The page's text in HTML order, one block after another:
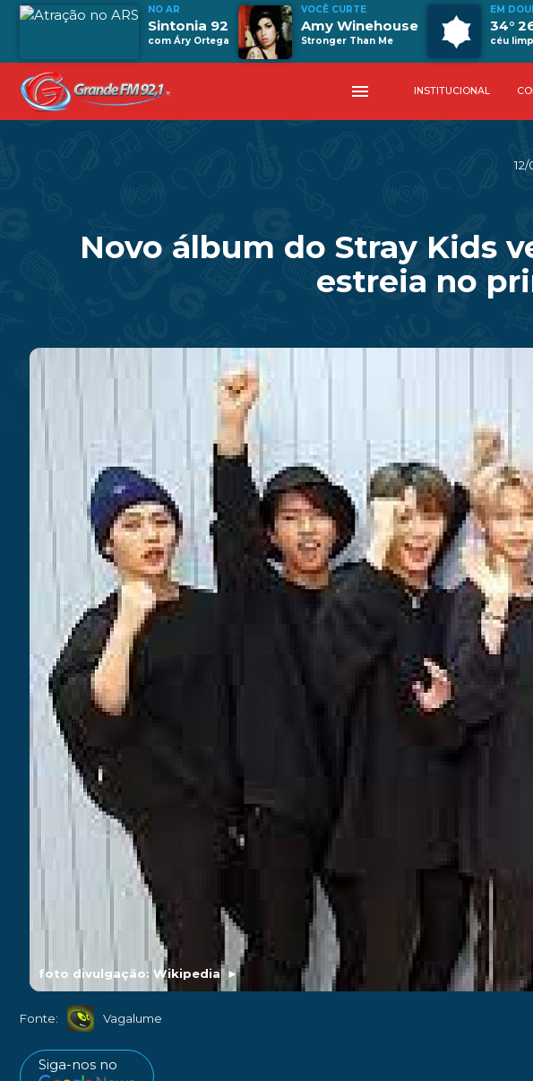
NO AR
Sintonia 92
com Áry Ortega
VOCÊ CURTE
Amy Winehouse
Stronger Than Me
EM
34°
céu
menu INSTITUCIONAL
Novo álbum do Stray Kids
estreia no
foto divulgação: Wikipedia ►
Fonte: Vagalume
Siga-nos no